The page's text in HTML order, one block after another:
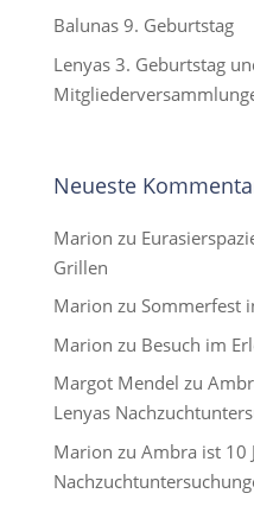
Balunas 9. Geburtstag
Lenyas 3. Geburtstag
Neueste
Marion zu
Grillen
Marion zu Sommerfest
Marion zu Besuch im
Margot Mendel zu
Lenyas
Marion zu Ambra ist 10